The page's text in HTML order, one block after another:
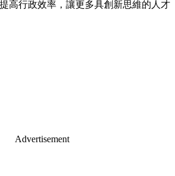
高行政效率，讓更多具創新思維的人才
Advertisement